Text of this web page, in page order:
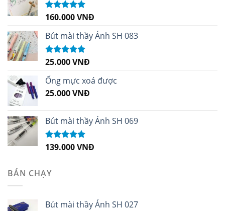
Được xếp
sao
160.000VNĐ
Bút mài thầy Ánh SH 083
Được xếp
sao
25.000VNĐ
Ống mực xoá được
25.000VNĐ
Bút mài thầy Ánh SH 069
Được xếp
139.000VNĐ
BÁN CHẠY
Bút mài thầy Ánh SH 027